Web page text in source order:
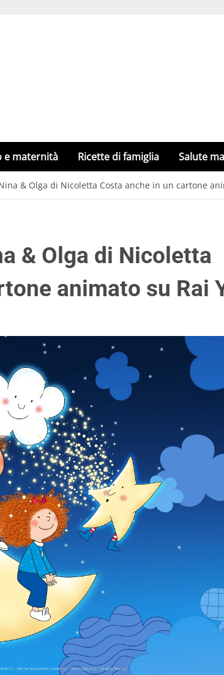
e maternità Ricette di famiglia Salute
& Olga di Nicoletta Costa anche in un cartone
& Olga di Nicoletta
animato su Rai